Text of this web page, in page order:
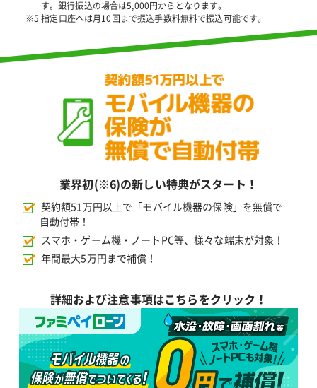
す。銀行振込の場合は5,000円からとなります。
※5 指定口座へは月10回まで振込手数料無料で振込可能です。
業界初(※6)の新しい特典がスタート！
契約額51万円以上で「モバイル機器の保険」を無償で
自動付帯！
スマホ・ゲーム機・ノートPC等、様々な端末が対象！
年間最大5万円まで補償！
詳細および注意事項はこちらをクリック！